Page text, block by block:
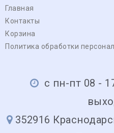
Главная
Контакты
Корзина
Политика обработки
с пн-пт 08 -
352916